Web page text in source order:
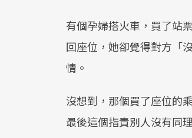
有個孕婦搭火車，買了站
回座位，她卻覺得對方「
情。
沒想到，那個買了座位的
最後這個指責別人沒有同